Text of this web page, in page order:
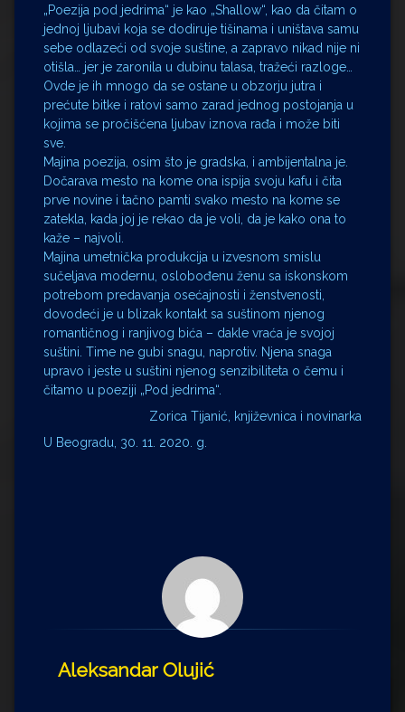
„Poezija pod jedrima“ je kao „Shallow“, kao da čitam o
jednoj ljubavi koja se dodiruje tišinama i uništava samu
sebe odlazeći od svoje suštine, a zapravo nikad nije ni
otišla… jer je zaronila u dubinu talasa, tražeći razloge…
Ovde je ih mnogo da se ostane u obzorju jutra i
prećute bitke i ratovi samo zarad jednog postojanja u
kojima se pročišćena ljubav iznova rađa i može biti
sve.
Majina poezija, osim što je gradska, i ambijentalna je.
Dočarava mesto na kome ona ispija svoju kafu i čita
prve novine i tačno pamti svako mesto na kome se
zatekla, kada joj je rekao da je voli, da je kako ona to
kaže – najvoli.
Majina umetnička produkcija u izvesnom smislu
sučeljava modernu, oslobođenu ženu sa iskonskom
potrebom predavanja osećajnosti i ženstvenosti,
dovodeći je u blizak kontakt sa suštinom njenog
romantičnog i ranjivog bića – dakle vraća je svojoj
suštini. Time ne gubi snagu, naprotiv. Njena snaga
upravo i jeste u suštini njenog senzibiliteta o čemu i
čitamo u poeziji „Pod jedrima“.
Zorica Tijanić, književnica i novinarka
U Beogradu, 30. 11. 2020. g.
Aleksandar Olujić